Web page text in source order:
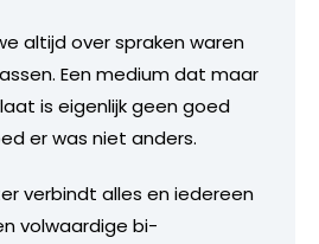
altijd over spraken waren
Een medium dat maar
is eigenlijk geen goed
er was niet anders.
verbindt alles en iedereen
volwaardige bi-